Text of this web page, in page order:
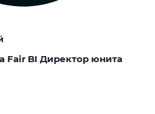
Fair BI Директор юнита